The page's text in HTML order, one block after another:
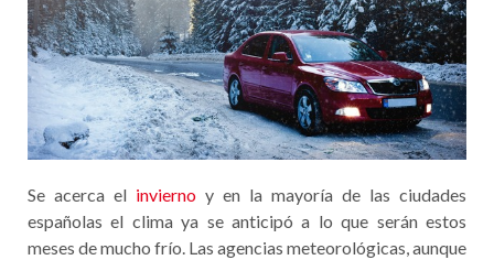
Se acerca el invierno y en la mayoría de las ciudades
españolas el clima ya se anticipó a lo que serán estos
meses de mucho frío. Las agencias meteorológicas, aunque